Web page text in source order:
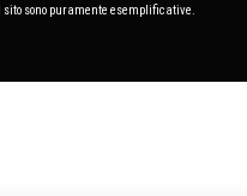
sito sono puramente esemplificative.